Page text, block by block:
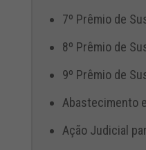
7º Prêmio de
8º Prêmio de
9º Prêmio de
Abastecimento
Ação Judicial